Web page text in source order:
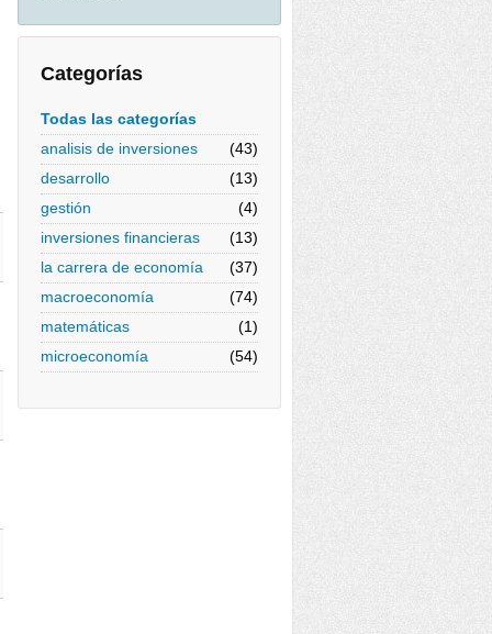
Categorías
Todas las categorías
analisis de inversiones
(43)
desarrollo
(13)
gestión
(4)
inversiones financieras
(13)
la carrera de economía
(37)
macroeconomía
(74)
matemáticas
(1)
microeconomía
(54)